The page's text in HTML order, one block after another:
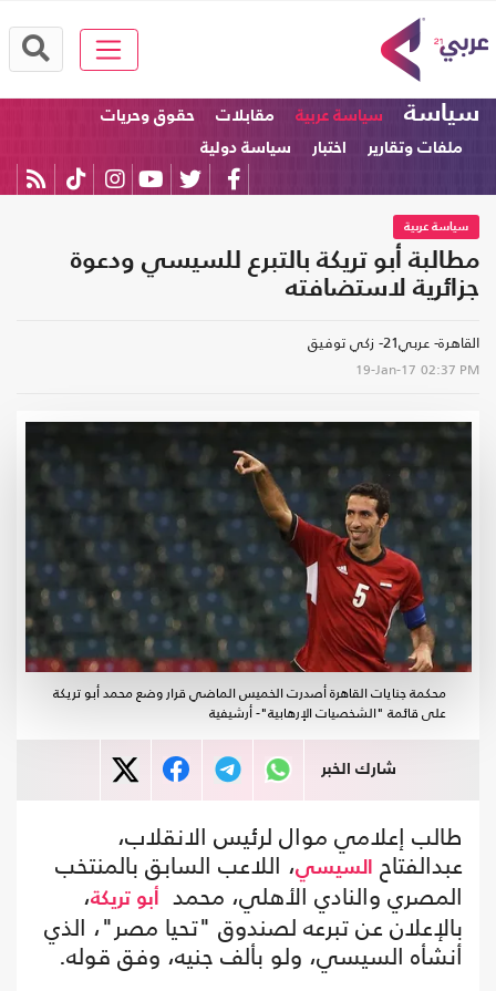
سياسة سياسة عربية مقابلات
حقوق وحريات
ملفات وتقارير
اختبار سياسة دولية
سياسة عربية
مطالبة أبو تريكة بالتبرع للسيسي ودعوة
جزائرية لاستضافته
القاهرة- عربي21- زكي توفيق
19-Jan-17 02:37 PM
محكمة جنايات القاهرة أصدرت الخميس الماضي قرار وضع محمد أبو تريكة
على قائمة "الشخصيات الإرهابية"- أرشيفية
شارك الخبر
طالب إعلامي موال لرئيس الانقلاب،
عبدالفتاح السيسي، اللاعب السابق بالمنتخب
المصري والنادي الأهلي، محمد
أبو تريكة،
بالإعلان عن تبرعه لصندوق "تحيا مصر"، الذي
أنشأه السيسي، ولو بألف جنيه، وفق قوله.